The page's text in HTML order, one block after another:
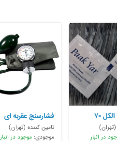
پد الکلی با الکل 70
در انبار
فشارسنج عقربه ای
بازویی با گوشی
تامین کننده (تهران)
موجودی: موجود در انبار